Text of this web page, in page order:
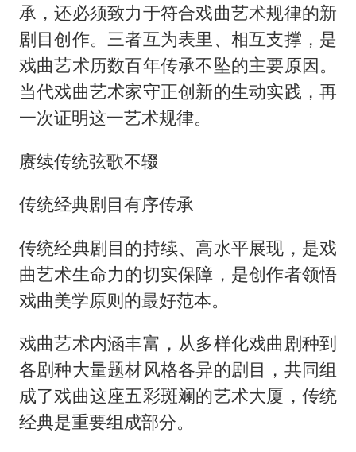
承，还必须致力于符合戏曲艺术规律的新
剧目创作。三者互为表里、相互支撑，是
戏曲艺术历数百年传承不坠的主要原因。
当代戏曲艺术家守正创新的生动实践，再
一次证明这一艺术规律。
赓续传统弦歌不辍
传统经典剧目有序传承
传统经典剧目的持续、高水平展现，是戏
曲艺术生命力的切实保障，是创作者领悟
戏曲美学原则的最好范本。
戏曲艺术内涵丰富，从多样化戏曲剧种到
各剧种大量题材风格各异的剧目，共同组
成了戏曲这座五彩斑斓的艺术大厦，传统
经典是重要组成部分。